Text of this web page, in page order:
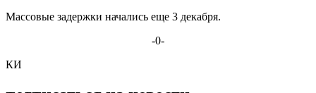
Массовые задержки начались еще 3 декабря.
-0-
КИ